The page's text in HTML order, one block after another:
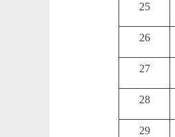
25
26
27
28
29